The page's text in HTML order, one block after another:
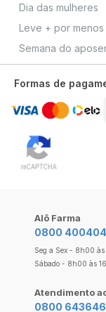
Dia das mulheres
Leve + por menos
Semana do
Formas de
Alô Farma
0800
Seg a Sex - 8h00
Sábado - 8h00 às
Atendimento
0800